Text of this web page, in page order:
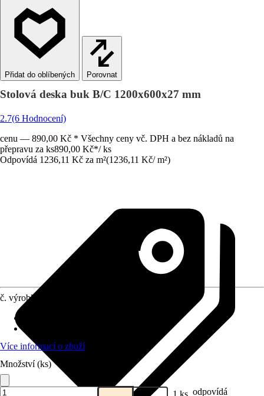
Porovnat
Stolová deska buk B/C 1200x600x27 mm
2.7(6 Hodnocení)
cenu — 890,00 Kč * Všechny ceny vč. DPH a bez nákladů na
přepravu za ks890,00 Kč*/ ks
Odpovídá 1236,11 Kč za m²(1236,11 Kč/ m²)
č. výrobku
Více informací o zboží
Množství (ks)
1 ks odpovídá